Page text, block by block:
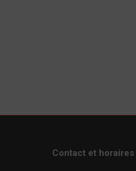
Contact et horaires